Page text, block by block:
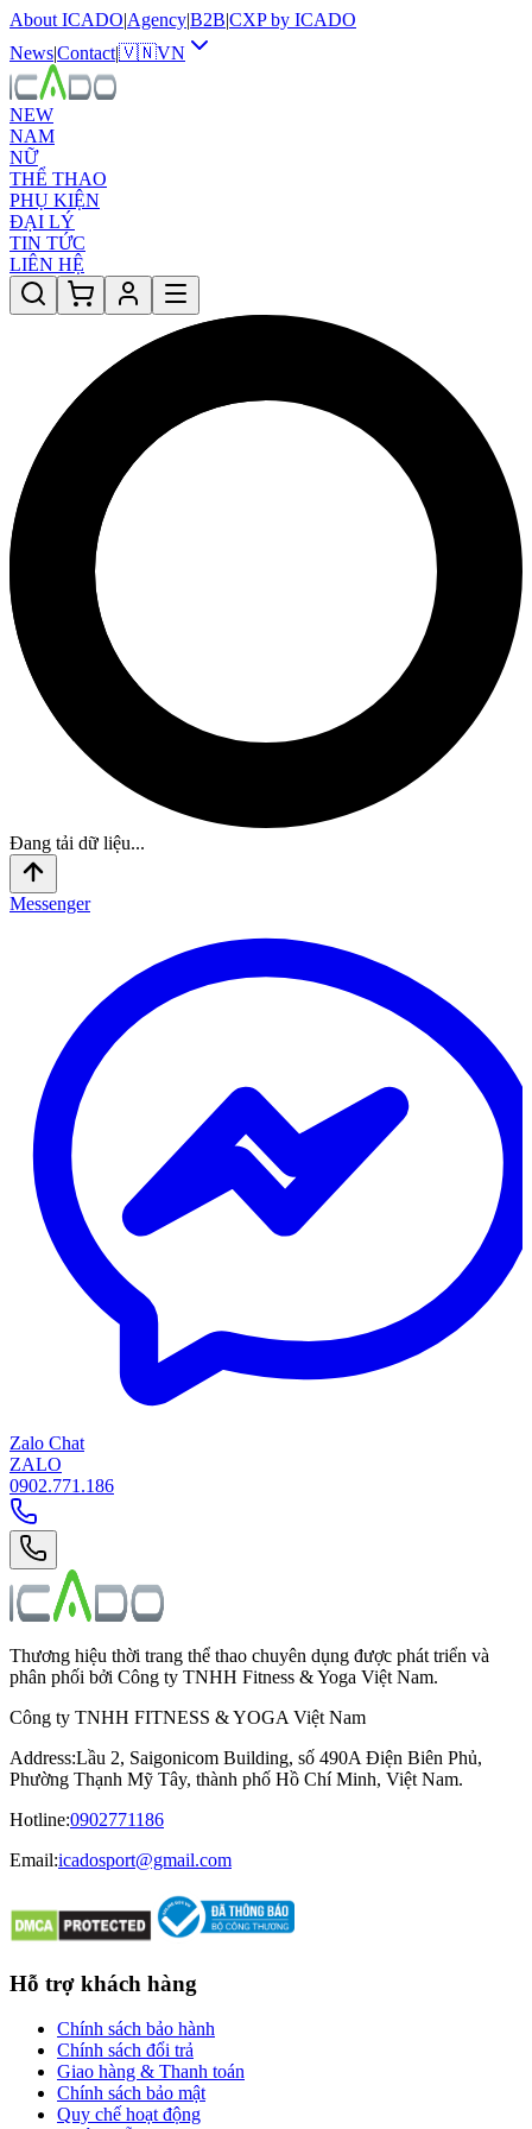
About ICADO|Agency|B2B|CXP by ICADO
News|Contact|🇻🇳VN
NEW
NAM
NỮ
THỂ THAO
PHỤ KIỆN
ĐẠI LÝ
TIN TỨC
LIÊN HỆ
Đang tải dữ liệu...
Messenger
Zalo Chat
ZALO
0902.771.186
Thương hiệu thời trang thể thao chuyên dụng được phát triển và
phân phối bởi Công ty TNHH Fitness & Yoga Việt Nam.
Công ty TNHH FITNESS & YOGA Việt Nam
Address:Lầu 2, Saigonicom Building, số 490A Điện Biên Phủ,
Phường Thạnh Mỹ Tây, thành phố Hồ Chí Minh, Việt Nam.
Hotline:0902771186
Email:icadosport@gmail.com
Hỗ trợ khách hàng
Chính sách bảo hành
Chính sách đổi trả
Giao hàng & Thanh toán
Chính sách bảo mật
Quy chế hoạt động